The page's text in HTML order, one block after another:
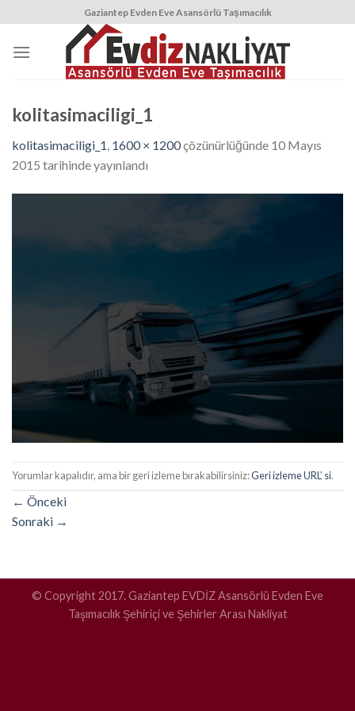
content
Gaziantep Evden Eve Asansörlü Taşımacılık
kolitasimaciligi_1
kolitasimaciligi_1, 1600 × 1200çözünürlüğünde 10 Mayıs
2015 tarihinde yayınlandı
Yorumlar kapalıdır, ama bir geri izleme bırakabilirsiniz:Geri izleme URL’ si.
← Önceki
Sonraki →
© Copyright 2017. Gaziantep EVDİZ Asansörlü Evden Eve
Taşımacılık Şehiriçi ve Şehirler Arası Nakliyat